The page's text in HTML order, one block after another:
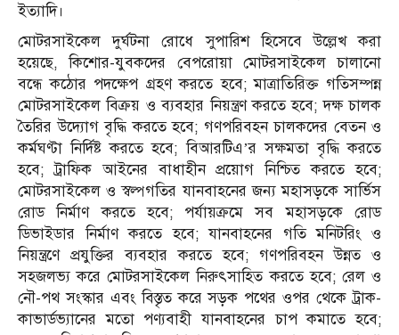
ইত্যাদি।
মোটরসাইকেল দুর্ঘটনা রোধে সুপারিশ হিসেবে উল্লেখ করা
হয়েছে, কিশোর-যুবকদের বেপরোয়া মোটরসাইকেল চালানো
বন্ধে কঠোর পদক্ষেপ গ্রহণ করতে হবে; মাত্রাতিরিক্ত গতিসম্পন্ন
মোটরসাইকেল বিক্রয় ও ব্যবহার নিয়ন্ত্রণ করতে হবে; দক্ষ চালক
তৈরির উদ্যোগ বৃদ্ধি করতে হবে; গণপরিবহন চালকদের বেতন ও
কর্মঘণ্টা নির্দিষ্ট করতে হবে; বিআরটিএ’র সক্ষমতা বৃদ্ধি করতে
হবে; ট্রাফিক আইনের বাধাহীন প্রয়োগ নিশ্চিত করতে হবে;
মোটরসাইকেল ও স্বল্পগতির যানবাহনের জন্য মহাসড়কে সার্ভিস
রোড নির্মাণ করতে হবে; পর্যায়ক্রমে সব মহাসড়কে রোড
ডিভাইডার নির্মাণ করতে হবে; যানবাহনের গতি মনিটরিং ও
নিয়ন্ত্রণে প্রযুক্তির ব্যবহার করতে হবে; গণপরিবহন উন্নত ও
সহজলভ্য করে মোটরসাইকেল নিরুৎসাহিত করতে হবে; রেল ও
নৌ-পথ সংস্কার এবং বিস্তৃত করে সড়ক পথের ওপর থেকে ট্রাক-
কাভার্ডভ্যানের মতো পণ্যবাহী যানবাহনের চাপ কমাতে হবে;